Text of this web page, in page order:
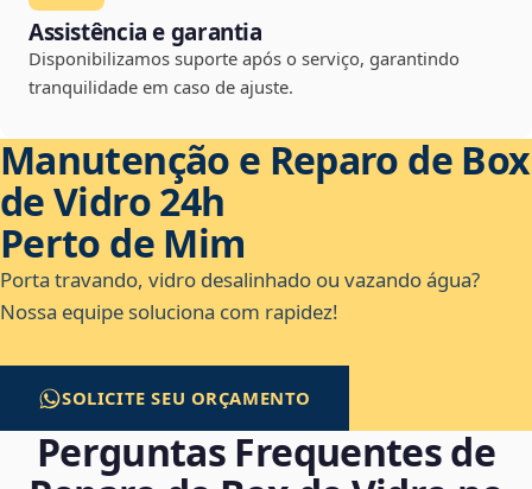
Assistência e garantia
Disponibilizamos suporte após o serviço, garantindo
tranquilidade em caso de ajuste.
Manutenção e Reparo de Box
de Vidro 24h
Perto de Mim
Porta travando, vidro desalinhado ou vazando água?
Nossa equipe soluciona com rapidez!
SOLICITE SEU ORÇAMENTO
Perguntas Frequentes de